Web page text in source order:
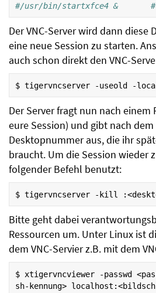
#/usr/bin/startxfce4 &       #
Der VNC-Server wird dann diese
eine neue Session zu starten.
auch schon direkt den VNC-
$ tigervncserver -useold
Der Server fragt nun nach einem
eure Session) und gibt nach
Desktopnummer aus, die ihr
braucht. Um die Session wieder
folgender Befehl benutzt:
$ tigervncserver -kill
Bitte geht dabei
Ressourcen um. Unter Linux ist
dem VNC-Servier z.B. mit dem
$ xtigervncviewer -passwd
sh-kennung>